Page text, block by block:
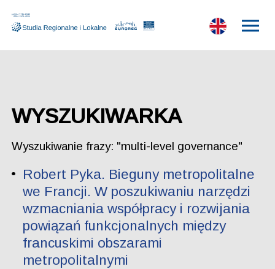
WYSZUKIWARKA
Wyszukiwanie frazy: "multi-level governance"
Robert Pyka. Bieguny metropolitalne
we Francji. W poszukiwaniu narzędzi
wzmacniania współpracy i rozwijania
powiązań funkcjonalnych między
francuskimi obszarami
metropolitalnymi